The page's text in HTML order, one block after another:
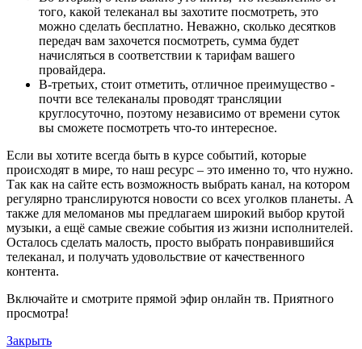
того, какой телеканал вы захотите посмотреть, это
можно сделать бесплатно. Неважно, сколько десятков
передач вам захочется посмотреть, сумма будет
начисляться в соответствии к тарифам вашего
провайдера.
В-третьих, стоит отметить, отличное преимущество -
почти все телеканалы проводят трансляции
круглосуточно, поэтому независимо от времени суток
вы сможете посмотреть что-то интересное.
Если вы хотите всегда быть в курсе событий, которые
происходят в мире, то наш ресурс – это именно то, что нужно.
Так как на сайте есть возможность выбрать канал, на котором
регулярно транслируются новости со всех уголков планеты. А
также для меломанов мы предлагаем широкий выбор крутой
музыки, а ещё самые свежие события из жизни исполнителей.
Осталось сделать малость, просто выбрать понравившийся
телеканал, и получать удовольствие от качественного
контента.
Включайте и смотрите прямой эфир онлайн тв. Приятного
просмотра!
Закрыть